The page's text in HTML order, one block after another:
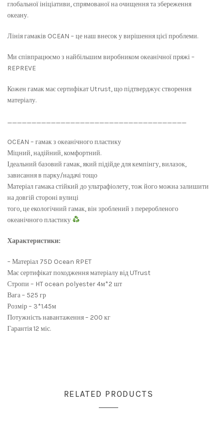
глобальної ініціативи, спрямованої на очищення та збереження
океану.
Лінія гамаків OCEAN – це наш внесок у вирішення цієї проблеми.
Ми співпрацюємо з найбільшим виробником океанічної пряжі –
REPREVE
Кожен гамак має сертифікат Utrust, що підтверджує створення
матеріалу.
_____________________________________
OCEAN – гамак з океанічного пластику
Міцний, надійний, комфортний.
Ідеальний базовий гамак, який підійде для кемпінгу, вилазок,
зависання в парку/надачі тощо
Матеріал гамака стійкий до ультрафіолету, тож його можна залишити
на довгій стороні вулиці
того, це екологічний гамак, він зроблений з переробленого
океанічного пластику
Характеристики:
– Матеріал 75D Ocean RPET
Має сертифікат походження матеріалу від UTrust
Стропи – HT ocean polyester 4м*2 шт
Вага – 525 гр
Розмір – 3*1.45м
Потужність навантаження – 200 кг
Гарантія 12 міс.
RELATED PRODUCTS